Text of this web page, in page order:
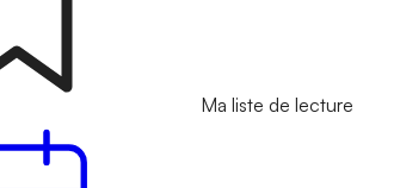
Ma liste de lecture